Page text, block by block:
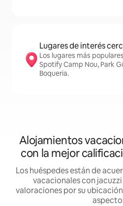
Lugares de interés
Los lugares más
Spotify Camp Nou, Park
Boqueria.
Alojamientos
con la mejor
Los huéspedes están de
vacacionales con
valoraciones por su